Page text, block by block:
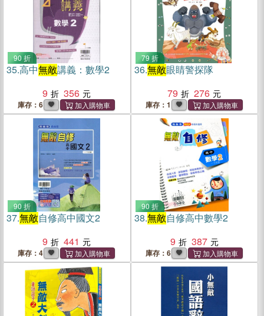
90 折
35.高中無敵講義：數學2
9
356
庫存：6
79 折
36.無敵眼睛警探隊
79
276
庫存：1
90 折
37.無敵自修高中國文2
9
441
庫存：4
90 折
38.無敵自修高中數學2
9
387
庫存：6